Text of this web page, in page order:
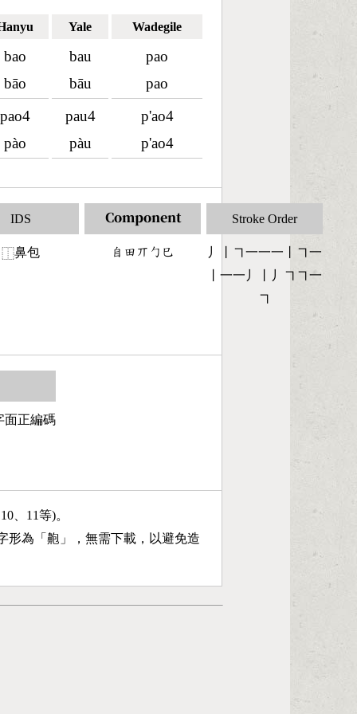
Yale Wadegile
bao
bāo
bau
bāu
pao
pao
pao4
pào
pau4
pàu
p'ao4
p'ao4
IDS
⿰鼻包
Component
󶆇󶄬󶁬󶀿󶂐
Stroke Order
丿丨㇕一一一丨㇕一
丨一一丿丨丿㇕㇕一
㇕
面正編碼
、11等)。
形為「䶌 」，無需下載，以避免造